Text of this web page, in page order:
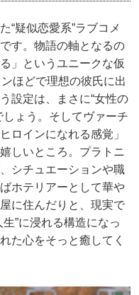
“疑似恋愛系”ラブコメ
す。物語の軸となるの
」というユニークな仮
ほどで理想の彼氏に出
設定は、まさに“女性の
ょう。そしてヴァーチ
ロインになれる感覚」
しいところ。プラトニ
シチュエーションや職
ホテリアーとして華や
に住んだりと、現実で
”に浸れる構造になっ
た心をそっと癒してく